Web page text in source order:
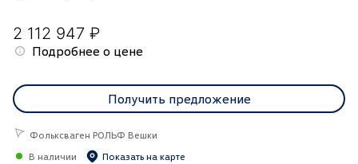
2 112 947 ₽
Подробнее о цене
Получить предложение
Фольксваген РОЛЬФ Вешки
В наличии
Показать на карте